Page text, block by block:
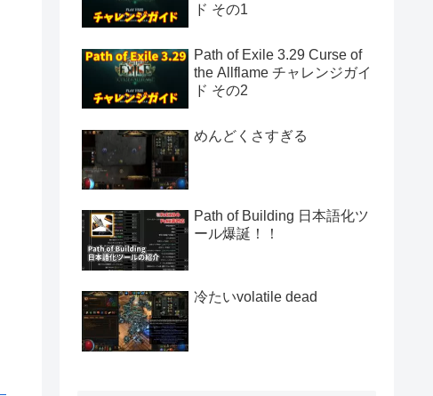
ド その1
Path of Exile 3.29 Curse of
the Allflame チャレンジガイ
ド その2
めんどくさすぎる
Path of Building 日本語化ツ
ール爆誕！！
冷たいvolatile dead